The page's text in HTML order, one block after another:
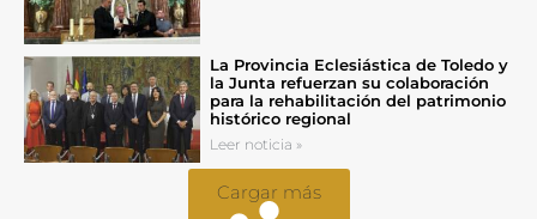
La Provincia Eclesiástica de Toledo y
la Junta refuerzan su colaboración
para la rehabilitación del patrimonio
histórico regional
Leer noticia »
Cargar más